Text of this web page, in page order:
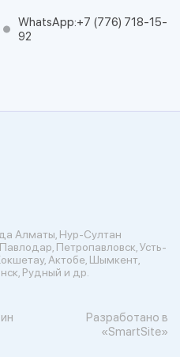
WhatsApp:+7 (776) 718-15-
92
Алматы, Нур-Султан
Петропавловск, Усть-
Актобе, Шымкент,
Рудный и др.
Разработано в
«SmartSite»